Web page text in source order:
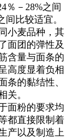
24％－28%之间
比较适宜。
品种，其
面团的弹性及
含量与面条的
呈高度显着负相
的黏结性、
。
面粉的要求均
等都直接限制着
产以及制造上